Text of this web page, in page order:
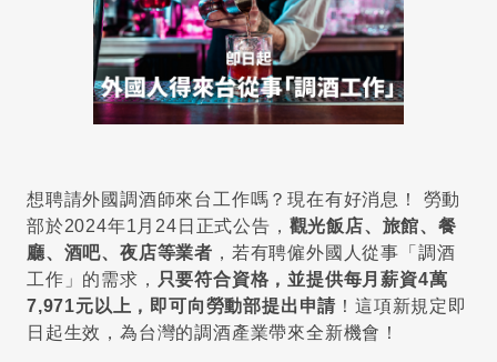
想聘請外國調酒師來台工作嗎？現在有好消息！ 勞動
部於2024年1月24日正式公告， 觀光飯店、旅館、餐
廳、酒吧、夜店等業者 ，若有聘僱外國人從事「調酒
工作」的需求， 只要符合資格，並提供每月薪資4萬
7,971元以上，即可向勞動部提出申請 ！這項新規定即
日起生效，為台灣的調酒產業帶來全新機會！